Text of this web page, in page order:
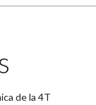
de la 4T